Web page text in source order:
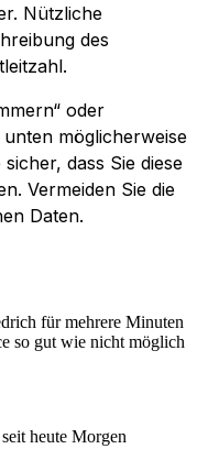
Nützliche
des
oder
unten möglicherweise
dass Sie diese
Vermeiden Sie die
Daten.